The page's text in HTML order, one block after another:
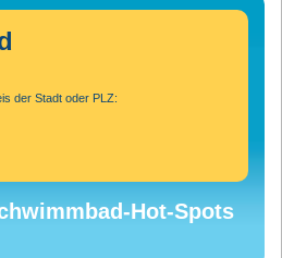
der Stadt oder PLZ:
Hot-Spots